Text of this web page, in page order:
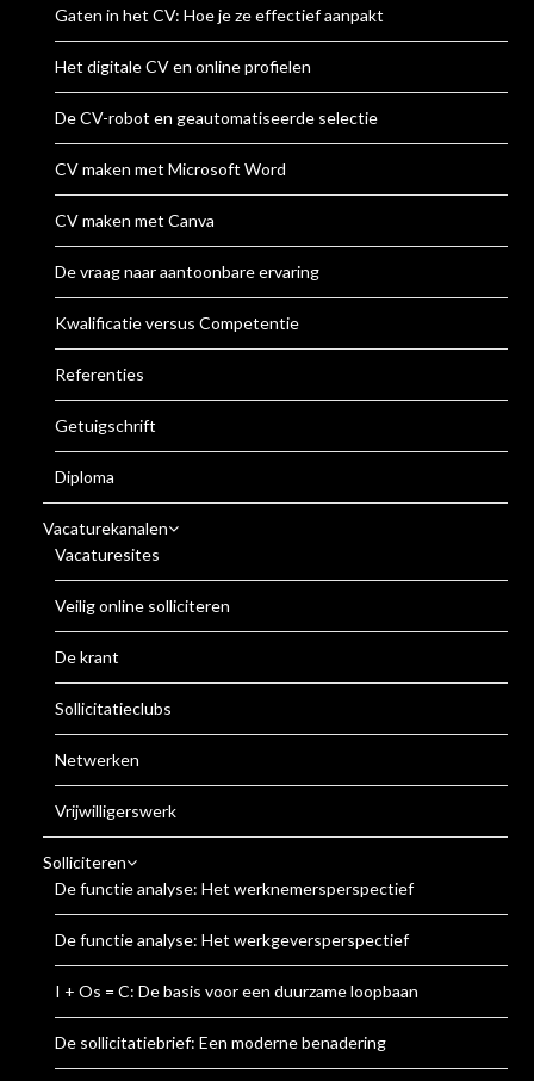
Gaten in het CV: Hoe je ze effectief aanpakt
Het digitale CV en online profielen
De CV-robot en geautomatiseerde selectie
CV maken met Microsoft Word
CV maken met Canva
De vraag naar aantoonbare ervaring
Kwalificatie versus Competentie
Referenties
Getuigschrift
Diploma
Vacaturekanalen
Vacaturesites
Veilig online solliciteren
De krant
Sollicitatieclubs
Netwerken
Vrijwilligerswerk
Solliciteren
De functie analyse: Het werknemersperspectief
De functie analyse: Het werkgeversperspectief
I + Os = C: De basis voor een duurzame loopbaan
De sollicitatiebrief: Een moderne benadering